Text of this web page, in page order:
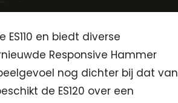
ES110 en biedt diverse
Responsive Hammer
nog dichter bij dat van
de ES120 over een